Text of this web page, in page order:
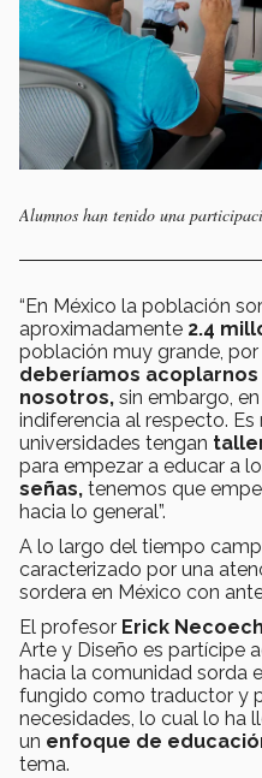
Alumnos han tenido una
“En México la población
aproximadamente 2.4
población muy grande,
deberíamos
nosotros, sin embargo,
indiferencia al respecto. Es
universidades tengan
para empezar a educar a
señas, tenemos que
hacia lo general”.
A lo largo del tiempo
caracterizado por una
sordera en México con
El profesor Erick
Arte y Diseño es partícipe
hacia la comunidad sorda
fungido como traductor y
necesidades, lo cual lo ha
un enfoque de
tema.